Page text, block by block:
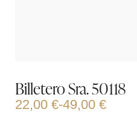
Billetero Sra. 50118
22,00 €-49,00 €